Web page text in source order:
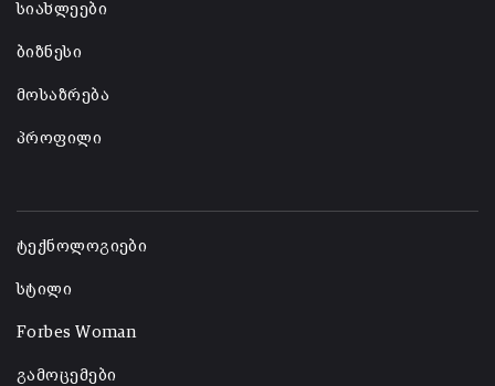
სიახლეები
ბიზნესი
მოსაზრება
პროფილი
ტექნოლოგიები
სტილი
Forbes Woman
გამოცემები